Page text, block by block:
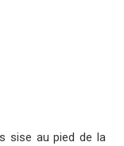
sise au pied de la